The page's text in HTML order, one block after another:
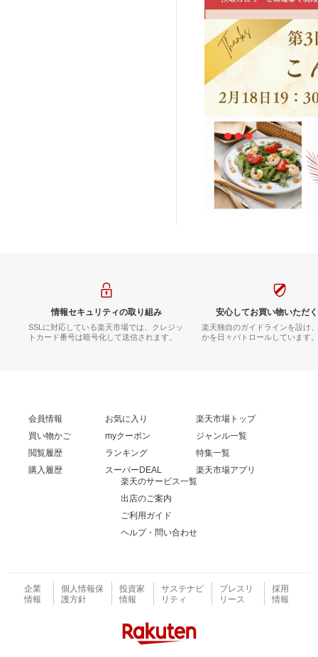
情報セキュリティの取り組み
SSLに対応している楽天市場では、クレジッ
トカード番号は暗号化して送信されます。
安心してお買い物いただ
楽天独自のガイドラインを設け
かを日々パトロールしています。
会員情報
買い物かご
閲覧履歴
購入履歴
お気に入り
myクーポン
ランキング
スーパーDEAL
楽天市場トップ
ジャンル一覧
特集一覧
楽天市場アプリ
楽天のサービス一覧
出店のご案内
ご利用ガイド
ヘルプ・問い合わせ
企業
情報
個人情報保
護方針
投資家
情報
サステナビ
リティ
プレスリ
リース
採用
情報